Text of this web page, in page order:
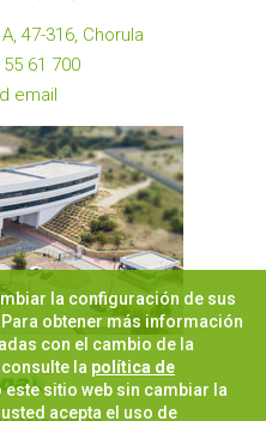
47-316, Chorula
61 700
email
la configuración de sus
obtener más información
con el cambio de la
la política de
este sitio web sin cambiar la
acepta el uso de